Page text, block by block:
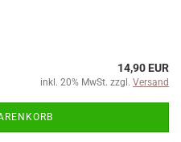
14,90 EUR
inkl. 20% MwSt. zzgl. Versand